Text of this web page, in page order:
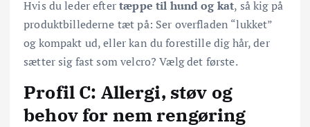
Hvis du leder eftertæppe til hund og kat, så kig på
produktbillederne tæt på: Ser overfladen “lukket”
og kompakt ud, eller kan du forestille dig hår, der
sætter sig fast som velcro? Vælg det første.
Profil C: Allergi, støv og
behov for nem rengøring